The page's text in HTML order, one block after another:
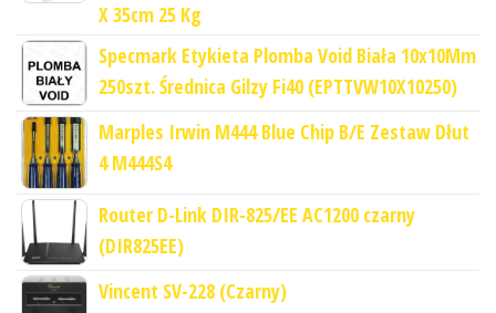
X 35cm 25 Kg
Specmark Etykieta Plomba Void Biała 10x10Mm
250szt. Średnica Gilzy Fi40 (EPTTVW10X10250)
Marples Irwin M444 Blue Chip B/E Zestaw Dłut
4 M444S4
Router D-Link DIR-825/EE AC1200 czarny
(DIR825EE)
Vincent SV-228 (Czarny)